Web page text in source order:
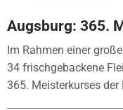
Augsburg: 365.
Im Rahmen einer
34 frischgebackene
365. Meisterkurses